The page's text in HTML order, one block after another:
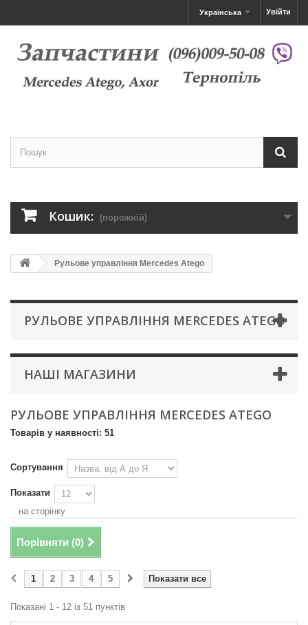
Увійти
Українська
Кошик: (порожній)
Рульове управління Mercedes Atego
РУЛЬОВЕ УПРАВЛІННЯ MERCEDES ATEGO
НАШІ МАГАЗИНИ
РУЛЬОВЕ УПРАВЛІННЯ MERCEDES ATEGO
Товарів у наявності: 51
Сортування
Показати
на сторінку
Порівняти (0)
Показати все
1 2 3 4 5
Показані 1 - 12 із 51 пунктів